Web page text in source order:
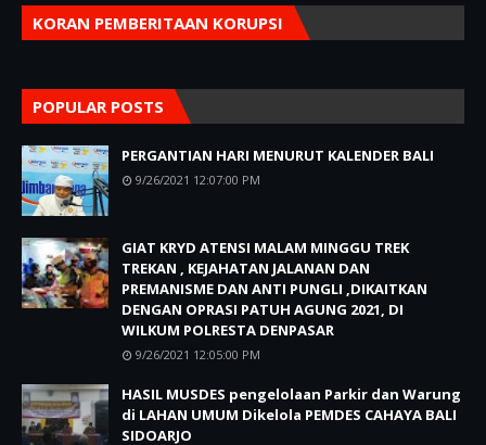
KORAN PEMBERITAAN KORUPSI
POPULAR POSTS
PERGANTIAN HARI MENURUT KALENDER BALI
9/26/2021 12:07:00 PM
GIAT KRYD ATENSI MALAM MINGGU TREK
TREKAN , KEJAHATAN JALANAN DAN
PREMANISME DAN ANTI PUNGLI ,DIKAITKAN
DENGAN OPRASI PATUH AGUNG 2021, DI
WILKUM POLRESTA DENPASAR
9/26/2021 12:05:00 PM
HASIL MUSDES pengelolaan Parkir dan Warung
di LAHAN UMUM Dikelola PEMDES CAHAYA BALI
SIDOARJO